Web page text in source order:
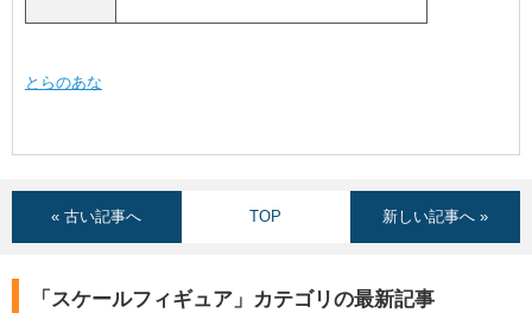
とらのあな
« 古い記事へ TOP 新しい記事へ »
「スケールフィギュア」カテゴリの最新記事